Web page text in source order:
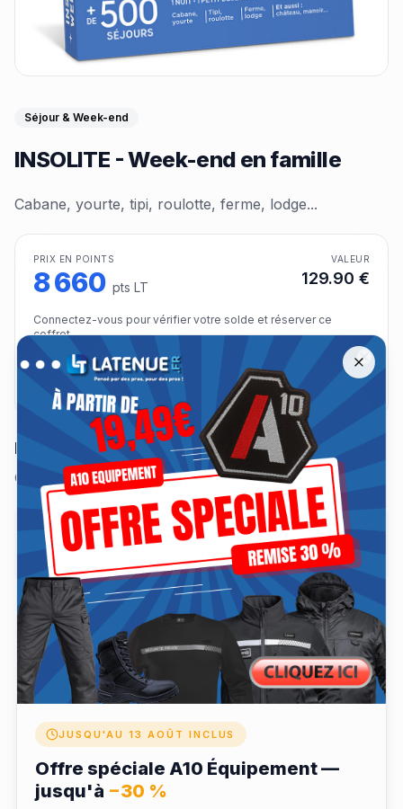
Séjour & Week-end
INSOLITE - Week-end en famille
Cabane, yourte, tipi, roulotte, ferme, lodge...
PRIX EN POINTS
8 660 pts LT
VALEUR
129.90 €
Connectez-vous pour vérifier votre solde et réserver ce
coffret.
Se connecter pour échanger
Description
Cabane, yourte, tipi, roulotte, ferme, lodge...
✓ Coffret expédié à votre domicile après validation
✓ Validité 12 mois pour profiter de votre expérience
✓ Échangeable depuis votre espace fidélité LaTenue
Offre spéciale A10 Équipement jusqu'à −30 %
Remise jusqu'à 30 % sur les tenues A10 Équipement jusqu'au 13
JUSQU'AU 13 AOÛT INCLUS
Offre spéciale A10 Équipement —
jusqu'à −30 %
Close